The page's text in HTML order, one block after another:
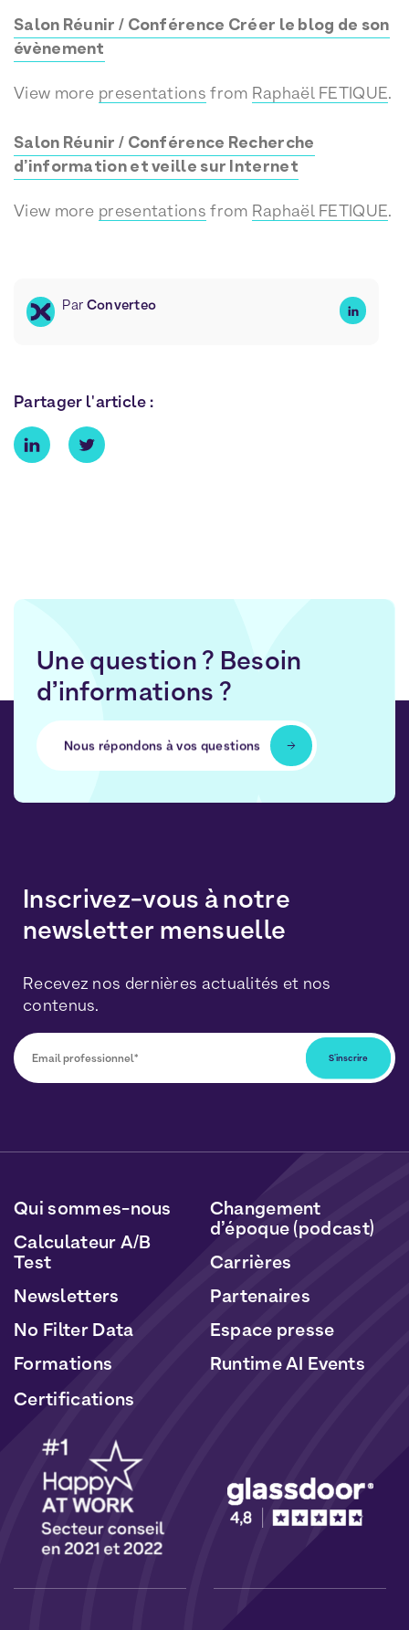
Salon Réunir / Conférence Créer le blog de son
évènement
View more presentations from Raphaël FETIQUE.
Salon Réunir / Conférence Recherche
d’information et veille sur Internet
View more presentations from Raphaël FETIQUE.
Par Converteo
Partager l'article :
Une question ? Besoin
d’informations ?
Nous répondons à vos questions
Inscrivez-vous à notre
newsletter mensuelle
Recevez nos dernières actualités et nos
contenus.
données seront traitées conformément à notre
et deCookies
Qui sommes-nous
Calculateur A/B
Test
Newsletters
No Filter Data
Formations
Changement
d’époque (podcast)
Carrières
Partenaires
Espace presse
Runtime AI Events
Certifications